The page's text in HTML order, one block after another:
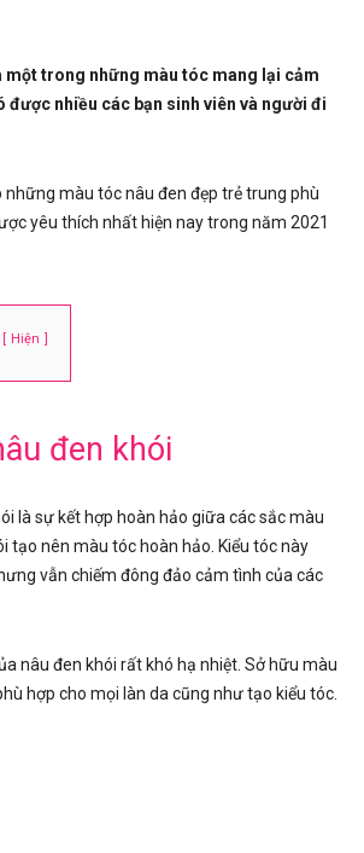
một trong những màu tóc mang lại cảm
được nhiều các bạn sinh viên và người đi
những màu tóc nâu đen đẹp trẻ trung phù
yêu thích nhất hiện nay trong năm 2021
Hiện
đen khói
là sự kết hợp hoàn hảo giữa các sắc màu
tạo nên màu tóc hoàn hảo. Kiểu tóc này
vẫn chiếm đông đảo cảm tình của các
nâu đen khói rất khó hạ nhiệt. Sở hữu màu
hợp cho mọi làn da cũng như tạo kiểu tóc.